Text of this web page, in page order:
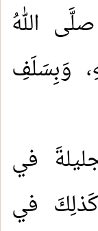
اللهُ
وَبِسَلَفِ
في
في